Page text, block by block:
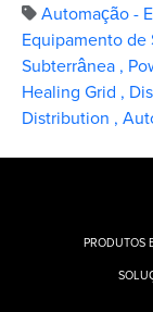
Automação -
Equipamento
Subterrânea ,
Healing Grid ,
Distribution ,
PRODUTOS